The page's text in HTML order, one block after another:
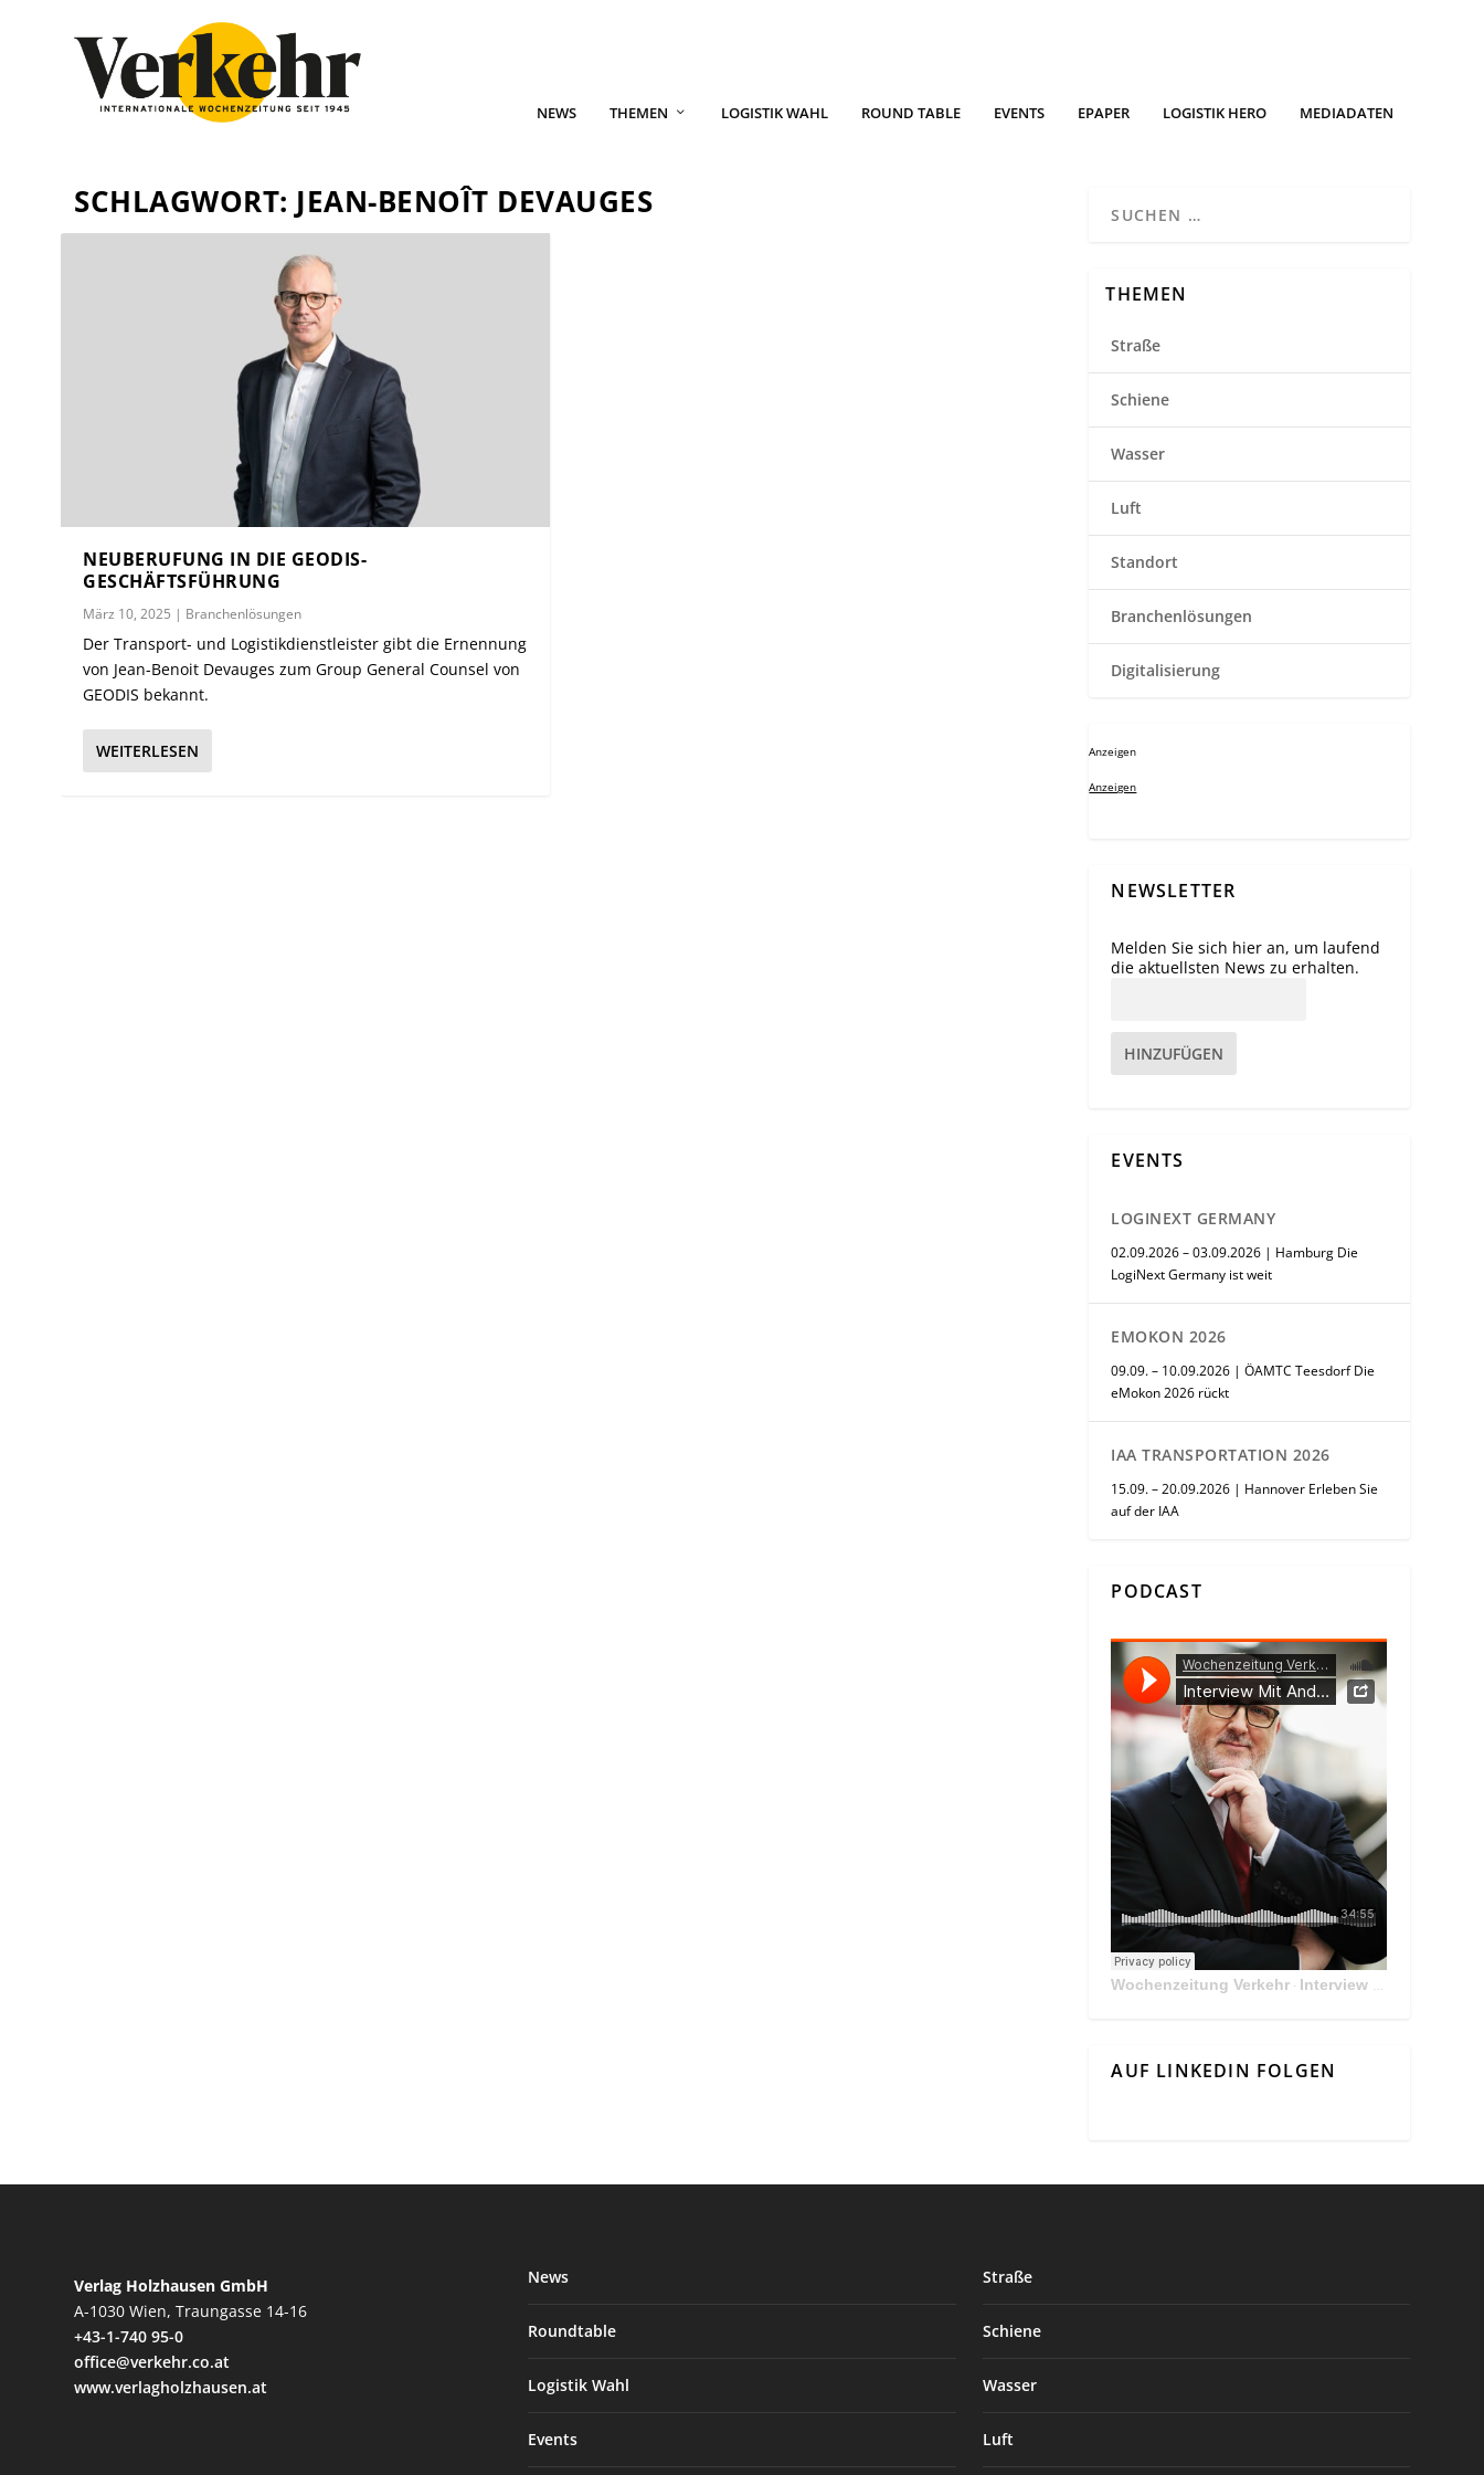
NEWS THEMEN LOGISTIK WAHL ROUND TABLE EVENTS EPAPER LOGISTIK HERO MEDIADATEN
SCHLAGWORT: JEAN-BENOÎT DEVAUGES
NEUBERUFUNG IN DIE GEODIS-
GESCHÄFTSFÜHRUNG
März 10, 2025 | Branchenlösungen
Der Transport- und Logistikdienstleister gibt die Ernennung
von Jean-Benoit Devauges zum Group General Counsel von
GEODIS bekannt.
WEITERLESEN
THEMEN
Straße
Schiene
Wasser
Luft
Standort
Branchenlösungen
Digitalisierung
Anzeigen
Anzeigen
NEWSLETTER
Melden Sie sich hier an, um laufend
die aktuellsten News zu erhalten.
HINZUFÜGEN
EVENTS
LOGINEXT GERMANY
02.09.2026 – 03.09.2026 | Hamburg Die
LogiNext Germany ist weit
EMOKON 2026
09.09. – 10.09.2026 | ÖAMTC Teesdorf Die
eMokon 2026 rückt
IAA TRANSPORTATION 2026
15.09. – 20.09.2026 | Hannover Erleben Sie
auf der IAA
PODCAST
Wochenzeitung Verkehr · Interview Mit Andreas Matthä, CEO der ÖBB Holding
AUF LINKEDIN FOLGEN
Verlag Holzhausen GmbH
A-1030 Wien, Traungasse 14-16
+43-1-740 95-0
office@verkehr.co.at
www.verlagholzhausen.at
News
Roundtable
Logistik Wahl
Events
Straße
Schiene
Wasser
Luft